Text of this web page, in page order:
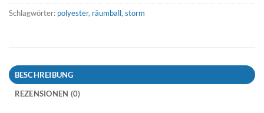
Schlagwörter: polyester, räumball, storm
BESCHREIBUNG
REZENSIONEN (0)